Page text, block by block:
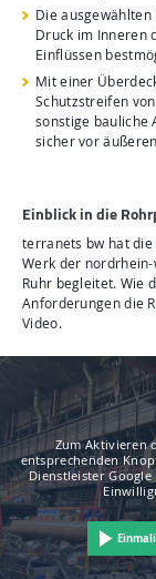
Die
Druck im Inneren
Einflüssen
Mit einer
Schutzstreifen
sonstige bauliche
sicher vor
Einblick in die
terranets bw hat
Werk der
Ruhr begleitet. Wie
Anforderungen die
Video.
Zum Aktivieren
entsprechenden
Dienstleister